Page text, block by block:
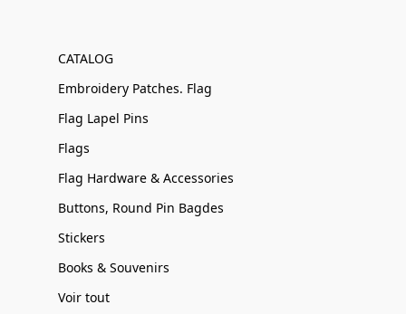
CATALOG
Embroidery Patches. Flag
Flag Lapel Pins
Flags
Flag Hardware & Accessories
Buttons, Round Pin Bagdes
Stickers
Books & Souvenirs
Voir tout